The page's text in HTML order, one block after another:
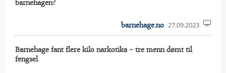
barnehagen?
barnehage.no 27.09.2023
Barnehage fant flere kilo narkotika - tre menn dømt til
fengsel